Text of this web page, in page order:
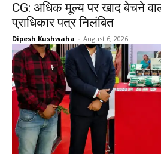
CG: अधिक मूल्य पर खाद बेचने
प्राधिकार पत्र निलंबित
Dipesh Kushwaha - August 6, 2026